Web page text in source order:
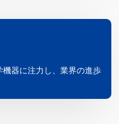
機器に注力し、業界の進歩